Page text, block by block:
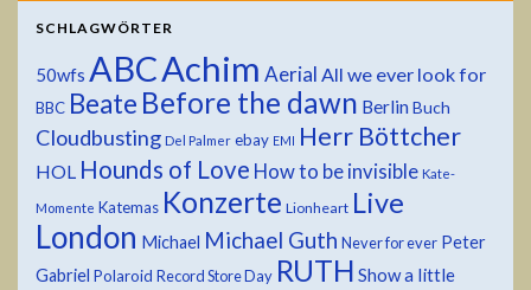
SCHLAGWÖRTER
50wfs ABCAchim Aerial All we ever look for
BBC Beate Before the dawn Berlin Buch
Cloudbusting Del Palmer ebay EMI Herr Böttcher
HOL Hounds of Love How to be invisible Kate-
Momente Katemas Konzerte Lionheart Live
London Michael Michael Guth Never for ever Peter
Gabriel Polaroid Record Store Day RUTH Show a little